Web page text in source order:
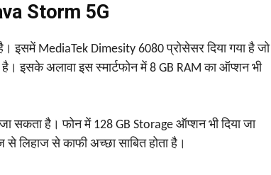
Storm 5G
इसमें MediaTek Dimesity 6080 प्रोसेसर दिया गया है जो
इसके अलावा इस स्‍मार्टफोन में 8 GB RAM का ऑप्शन भी
सकता है। फोन में 128 GB Storage ऑप्शन भी दिया जा
लिहाज से काफी अच्छा साबित होता है।